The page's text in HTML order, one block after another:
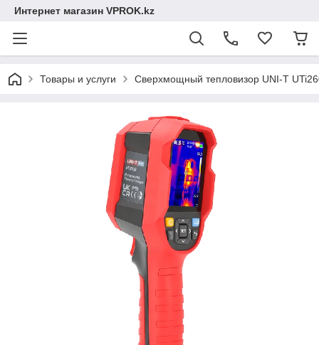
Интернет магазин VPROK.kz
Товары и услуги Сверхмощный тепловизор UNI-T